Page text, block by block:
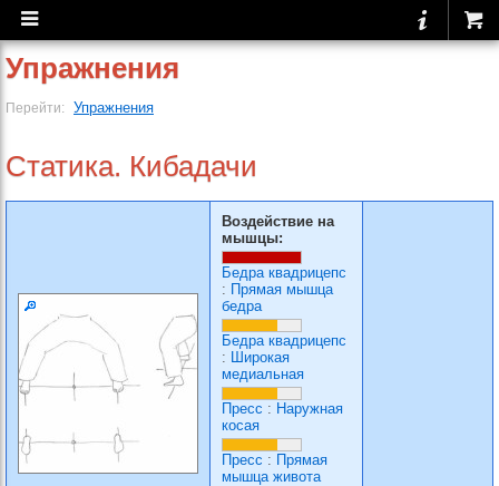
Упражнения
Перейти: Упражнения
Статика. Кибадачи
Воздействие на
мышцы:
Бедра квадрицепс
: Прямая мышца
бедра
Бедра квадрицепс
: Широкая
медиальная
Пресс : Наружная
косая
Пресс : Прямая
мышца живота